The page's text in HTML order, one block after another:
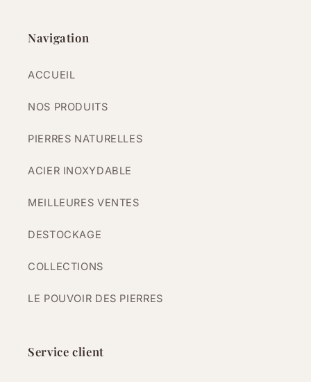
Navigation
ACCUEIL
NOS PRODUITS
PIERRES NATURELLES
ACIER INOXYDABLE
MEILLEURES VENTES
DESTOCKAGE
COLLECTIONS
LE POUVOIR DES PIERRES
Service client